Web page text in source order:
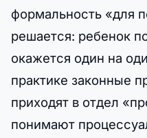
формальность «для
решается: ребенок
окажется один на
практике законные
приходят в отдел
понимают